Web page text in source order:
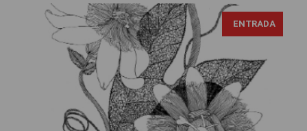
ENTRADA